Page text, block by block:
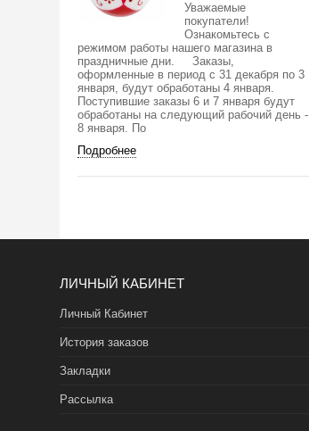
Уважаемые
покупатели!
Ознакомьтесь с
режимом работы нашего магазина в
праздничные дни. Заказы,
оформленные в период с 31 декабря по 3
января, будут обработаны 4 января.
Поступившие заказы 6 и 7 января будут
обработаны на следующий рабочий день -
8 января. По
Подробнее
ЛИЧНЫЙ КАБИНЕТ
Личный Кабинет
История заказов
Закладки
Рассылка